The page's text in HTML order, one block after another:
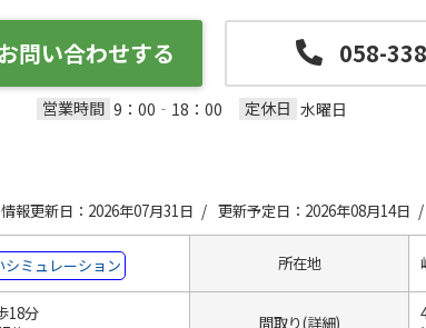
問い合わせする 058-
営業時間 9：00‐18：00 定休日 水曜日
情報更新日：2026年07月31日 / 更新予定日：2026年08月14日 /
シミュレーション 所在地
18分
間取り(詳細)